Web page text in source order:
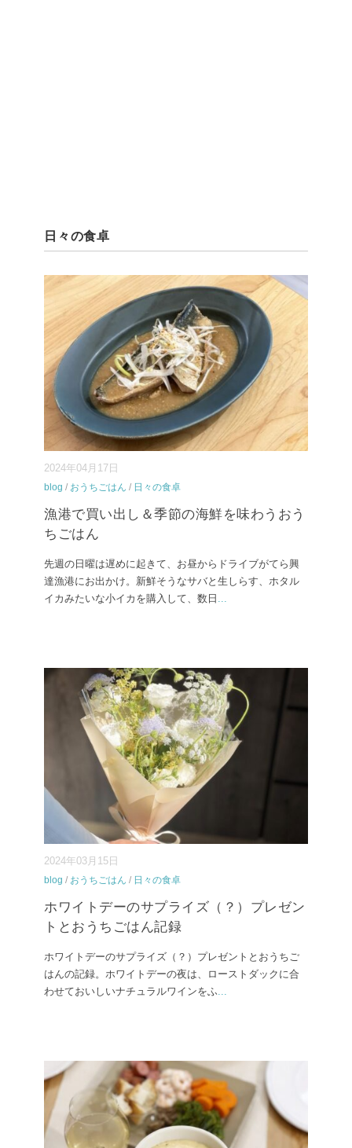
日々の食卓
2024年04月17日
blog / おうちごはん / 日々の食卓
漁港で買い出し＆季節の海鮮を味わうおう
ちごはん
先週の日曜は遅めに起きて、お昼からドライブがてら興
達漁港にお出かけ。新鮮そうなサバと生しらす、ホタル
イカみたいな小イカを購入して、数日 ...
2024年03月15日
blog / おうちごはん / 日々の食卓
ホワイトデーのサプライズ（？）プレゼン
トとおうちごはん記録
ホワイトデーのサプライズ（？）プレゼントとおうちご
はんの記録。ホワイトデーの夜は、ローストダックに合
わせておいしいナチュラルワインをふ...